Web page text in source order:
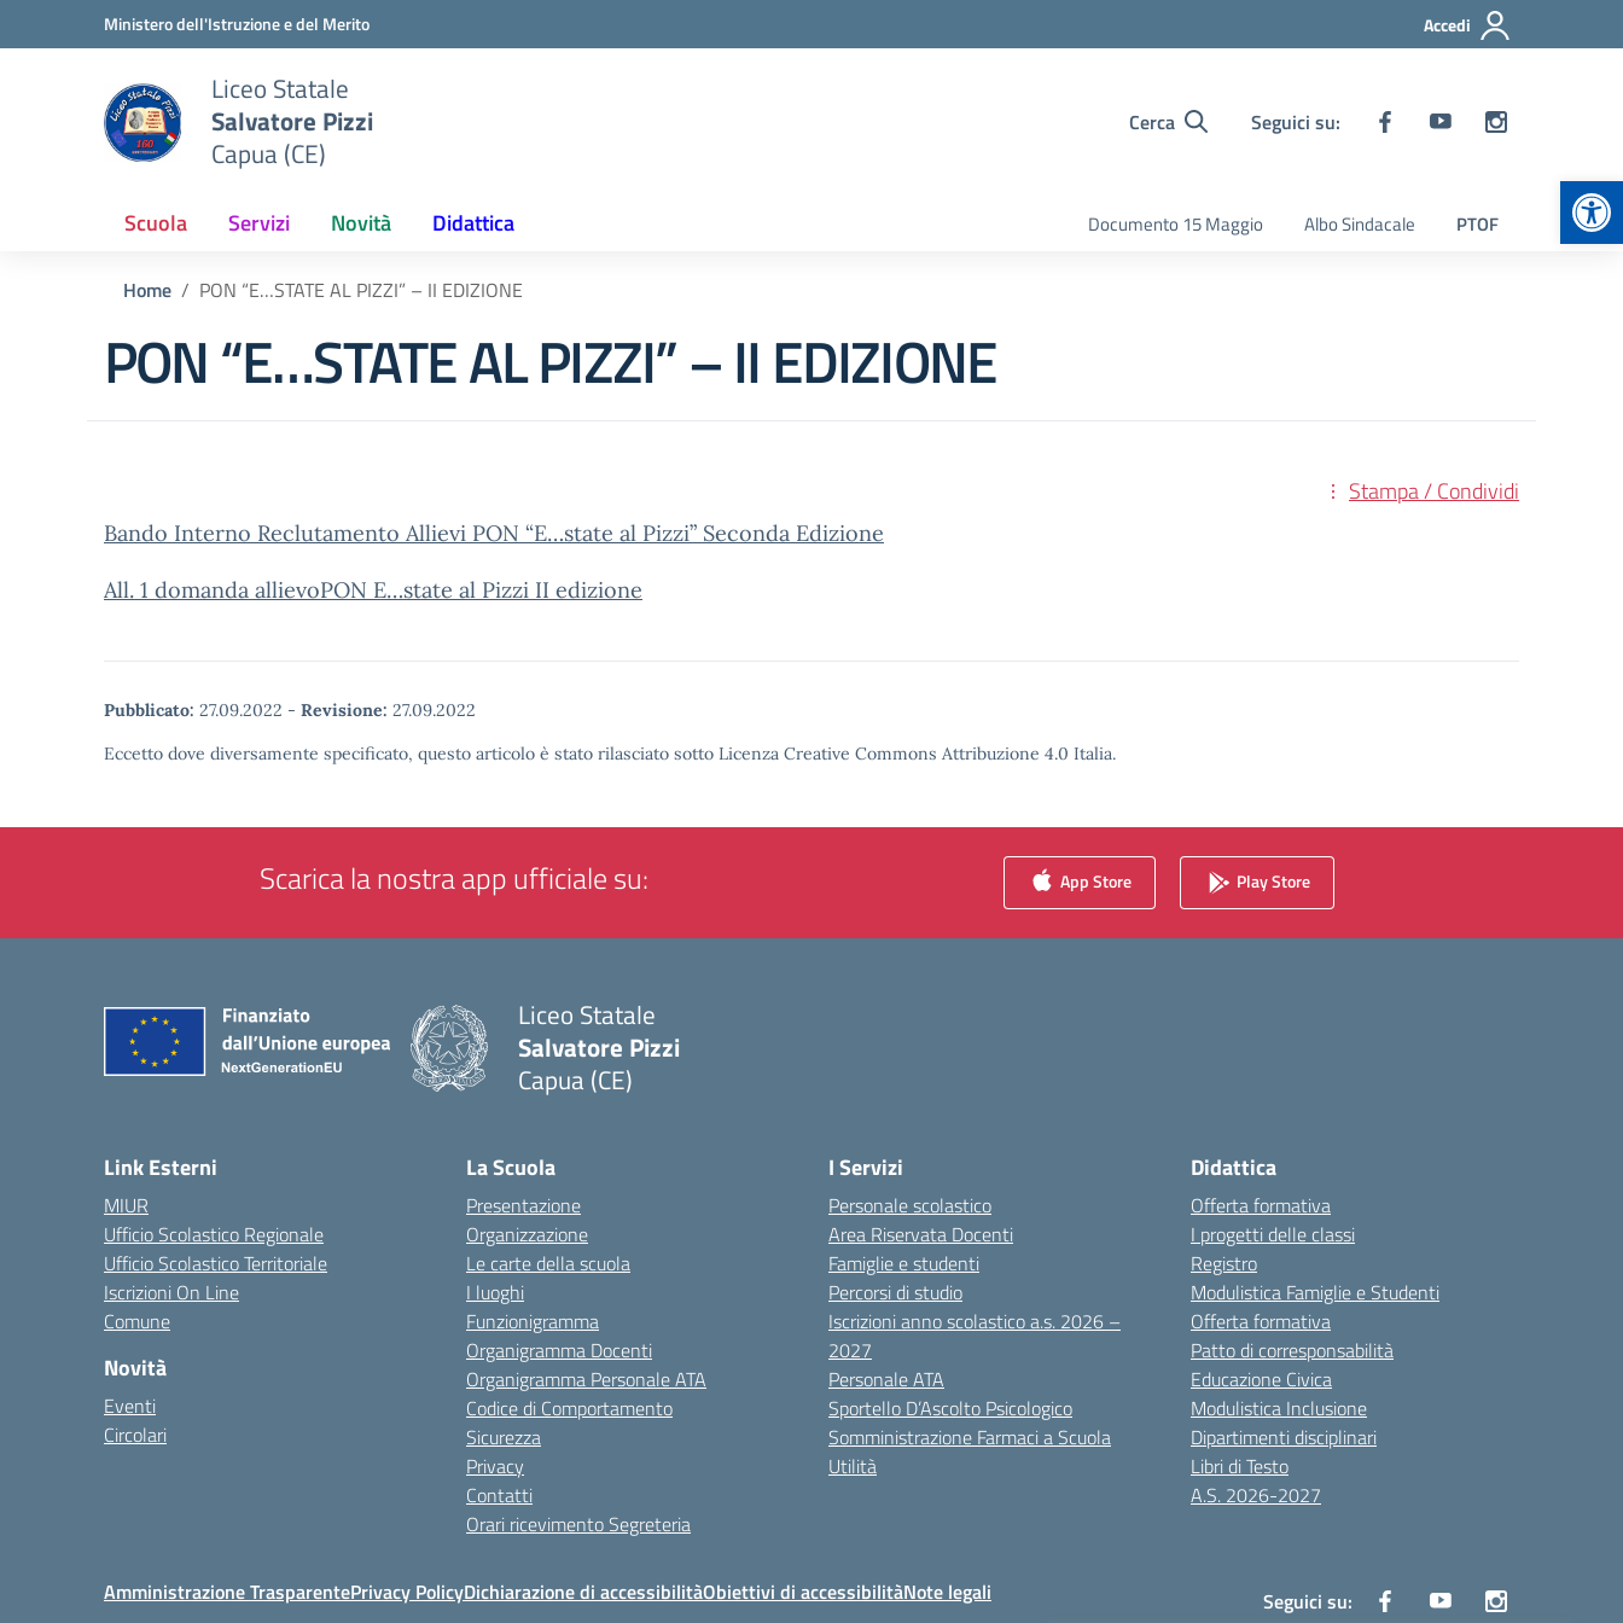
Vai ai contenuti
Vai al menu di navigazioneMinistero dell'Istruzione e del Merito Accedi
Liceo Statale
Salvatore Pizzi
Capua (CE)
Cerca Seguici su:
Scuola Servizi Novità Didattica Documento 15 Maggio Albo Sindacale PTOF
Home PON “E…STATE AL PIZZI” – II EDIZIONE
PON “E…STATE AL PIZZI” – II EDIZIONE
Stampa / Condividi
Bando Interno Reclutamento Allievi PON “E…state al Pizzi” Seconda Edizione
All. 1 domanda allievoPON E…state al Pizzi II edizione
Pubblicato: 27.09.2022 - Revisione: 27.09.2022
Eccetto dove diversamente specificato, questo articolo è stato rilasciato sotto Licenza Creative Commons Attribuzione 4.0 Italia.
Scarica la nostra app ufficiale su: App Store Play Store
Liceo Statale
Salvatore Pizzi
Capua (CE)
Link Esterni
MIUR
Ufficio Scolastico Regionale
Ufficio Scolastico Territoriale
Iscrizioni On Line
Comune
Novità
Eventi
Circolari
La Scuola
Presentazione
Organizzazione
Le carte della scuola
I luoghi
Funzionigramma
Organigramma Docenti
Organigramma Personale ATA
Codice di Comportamento
Sicurezza
Privacy
Contatti
Orari ricevimento Segreteria
I Servizi
Personale scolastico
Area Riservata Docenti
Famiglie e studenti
Percorsi di studio
Iscrizioni anno scolastico a.s. 2026 –
2027
Personale ATA
Sportello D’Ascolto Psicologico
Somministrazione Farmaci a Scuola
Utilità
Didattica
Offerta formativa
I progetti delle classi
Registro
Modulistica Famiglie e Studenti
Offerta formativa
Patto di corresponsabilità
Educazione Civica
Modulistica Inclusione
Dipartimenti disciplinari
Libri di Testo
A.S. 2026-2027
Amministrazione TrasparentePrivacy PolicyDichiarazione di accessibilitàObiettivi di accessibilitàNote legali Seguici su: